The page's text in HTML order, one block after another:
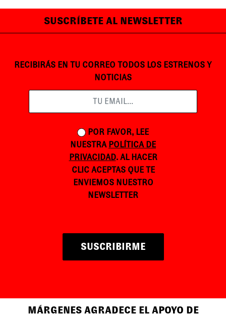
SUSCRÍBETE AL NEWSLETTER
RECIBIRÁS EN TU CORREO TODOS LOS ESTRENOS Y
NOTICIAS
POR FAVOR, LEE
NUESTRA POLÍTICA DE
PRIVACIDAD. AL HACER
CLIC ACEPTAS QUE TE
ENVIEMOS NUESTRO
NEWSLETTER
SUSCRIBIRME
MÁRGENES AGRADECE EL APOYO DE